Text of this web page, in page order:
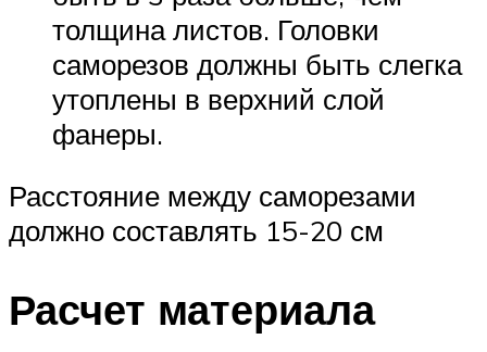
толщина листов. Головки
саморезов должны быть слегка
утоплены в верхний слой
фанеры.
Расстояние между саморезами
должно составлять 15-20 см
Расчет материала